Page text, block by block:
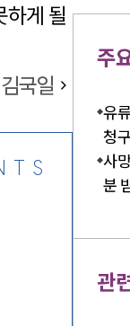
하게 될
김국일
주
유
청
사
분
관